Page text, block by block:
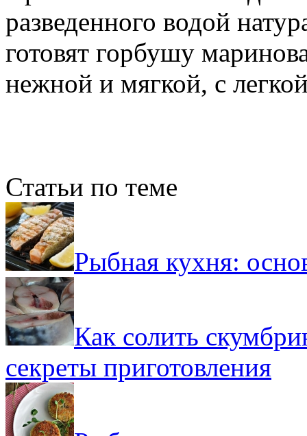
разведенного водой
готовят горбушу
нежной и мягкой, с
Статьи по теме
Рыбная кухня:
Как солить
секреты приготовления